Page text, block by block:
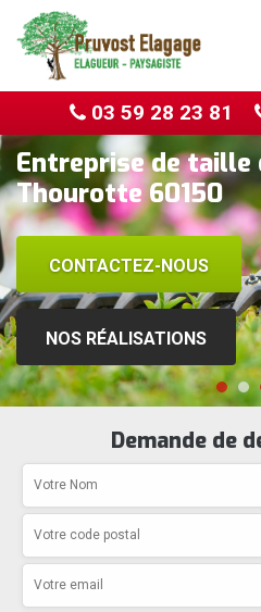
03 59 28 23 81
Entreprise de taille
Thourotte 60150
CONTACTEZ-NOUS
NOS RÉALISATIONS
Demande de